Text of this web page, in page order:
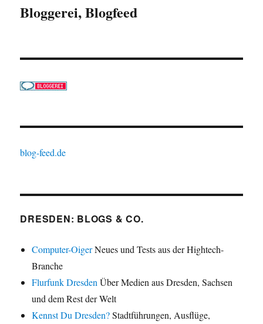
Bloggerei, Blogfeed
blog-feed.de
DRESDEN: BLOGS & CO.
Computer-OigerNeues und Tests aus der Hightech-
Branche
Flurfunk Dresden Über Medien aus Dresden, Sachsen
und dem Rest der Welt
Kennst Du Dresden?Stadtführungen, Ausflüge,